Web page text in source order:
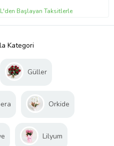
Başlayan Taksitlerle
Kategori
Güller
Orkide
Lilyum